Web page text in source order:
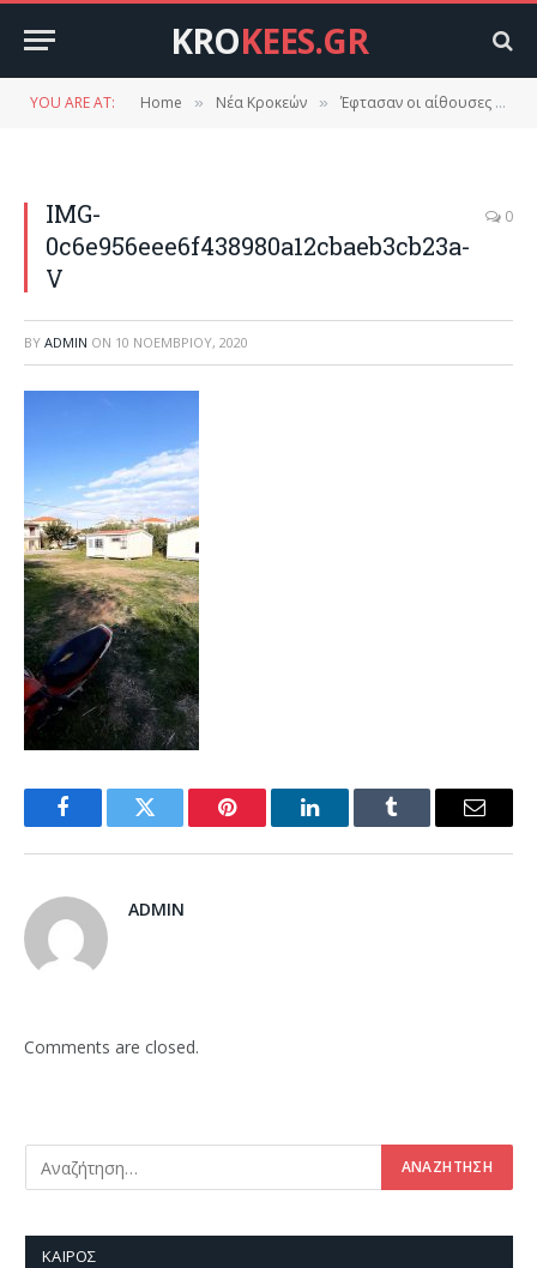
KROKEES.GR
YOU ARE AT: Home » Νέα Κροκεών » Έφτασαν οι αίθουσες προκάτ για τον παιδικό σταθμό Κροκεών.
IMG-
0c6e956eee6f438980a12cbaeb3cb23a-
V
0
BY ADMIN ON 10 ΝΟΕΜΒΡΊΟΥ, 2020
FacebookTwitter Pinterest LinkedInTumblr Email
ADMIN
Comments are closed.
ΚΑΙΡΌΣ